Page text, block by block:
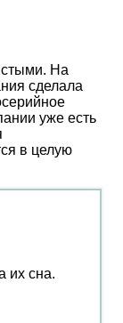
На
сделала
уже есть
в целую
их сна.